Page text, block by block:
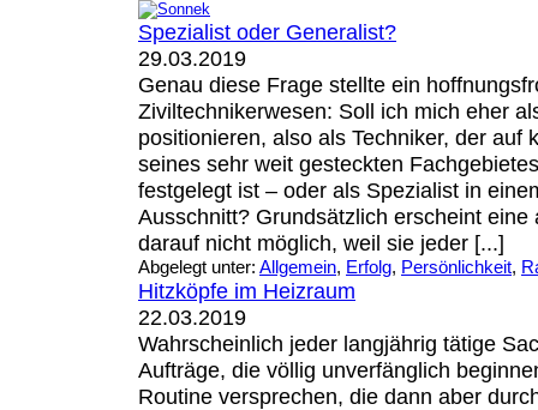
Spezialist oder Generalist?
29.03.2019
Genau diese Frage stellte ein
Ziviltechnikerwesen: Soll ich mich eher
positionieren, also als Techniker, der auf
seines sehr weit gesteckten
festgelegt ist – oder als Spezialist in
Ausschnitt? Grundsätzlich erscheint eine
darauf nicht möglich, weil sie jeder [...]
Abgelegt unter: Allgemein, Erfolg, Persönlichkeit,
Hitzköpfe im Heizraum
22.03.2019
Wahrscheinlich jeder langjährig tätige
Aufträge, die völlig unverfänglich
Routine versprechen, die dann aber